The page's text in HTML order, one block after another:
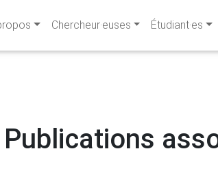
Chercheur·euses Étudiant·es
Publications